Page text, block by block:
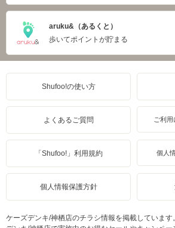
aruku&（あるくと）
歩いてポイントが貯まる
Shufoo!の使い方
よくあるご質問 ご利
「Shufoo!」利用規約 個人
個人情報保護方針
ケーズデンキ/神栖店のチラシ情報を掲載していま